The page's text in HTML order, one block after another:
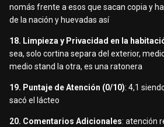
nomás frente a esos que sacan copia y
de la nación y huevadas así
18. Limpieza y Privacidad en la
sea, solo cortina separa del exterior,
medio stand la otra, es una ratonera
19. Puntaje de Atención (0/10): 4,1
sacó el lácteo
20. Comentarios Adicionales: atención